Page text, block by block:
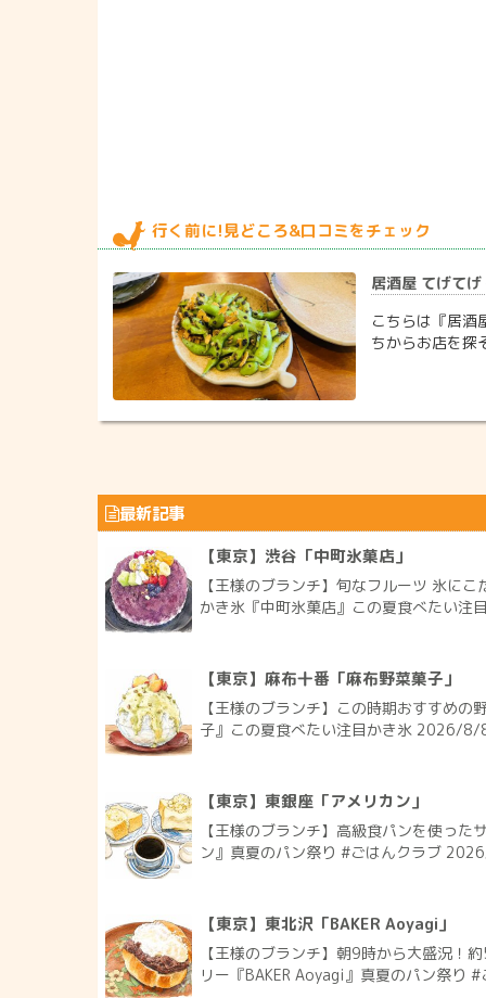
行く前に!見どころ&口コミをチェック
居酒屋 てげて
こちらは『居酒
ちからお店を探
最新記事
【東京】渋谷「中町氷菓店」
【王様のブランチ】旬なフルーツ 氷に
かき氷『中町氷菓店』この夏食べたい
【東京】麻布十番「麻布野菜菓子」
【王様のブランチ】この時期おすすめの
子』この夏食べたい注目かき氷 2026/8/
【東京】東銀座「アメリカン」
【王様のブランチ】高級食パンを使った
ン』真夏のパン祭り #ごはんクラブ
【東京】東北沢「BAKER Aoyagi」
【王様のブランチ】朝9時から大盛況！
リー『BAKER Aoyagi』真夏のパン祭り